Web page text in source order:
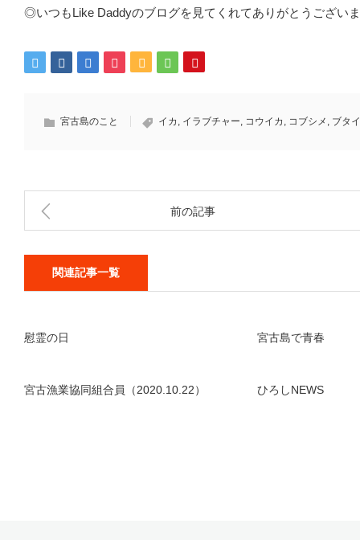
◎いつもLike Daddyのブログを見てくれてありがとうござい
宮古島のこと イカ , イラブチャー, コウイカ , コブシメ , ブタイ
前の記事
関連記事一覧
慰霊の日 宮古島で青春
宮古漁業協同組合員（2020.10.22） ひろしNEWS